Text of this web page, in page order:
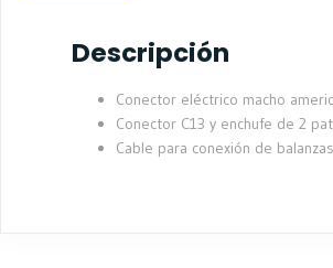
Descripción
Conector eléctrico macho
Conector C13 y enchufe de 2
Cable para conexión de